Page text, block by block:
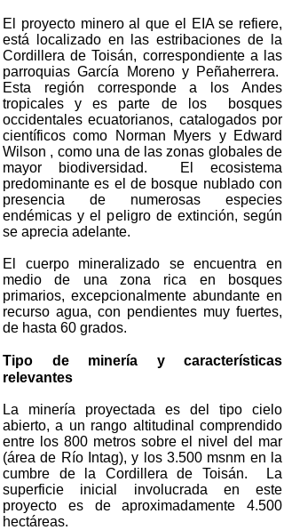
El proyecto minero al que el EIA se refiere,
está localizado en las estribaciones de la
Cordillera de Toisán, correspondiente a las
parroquias García Moreno y Peñaherrera.
Esta región corresponde a los Andes
tropicales y es parte de los bosques
occidentales ecuatorianos, catalogados por
científicos como Norman Myers y Edward
Wilson , como una de las zonas globales de
mayor biodiversidad. El ecosistema
predominante es el de bosque nublado con
presencia de numerosas especies
endémicas y el peligro de extinción, según
se aprecia adelante.
El cuerpo mineralizado se encuentra en
medio de una zona rica en bosques
primarios, excepcionalmente abundante en
recurso agua, con pendientes muy fuertes,
de hasta 60 grados.
Tipo de minería y características
relevantes
La minería proyectada es del tipo cielo
abierto, a un rango altitudinal comprendido
entre los 800 metros sobre el nivel del mar
(área de Río Intag), y los 3.500 msnm en la
cumbre de la Cordillera de Toisán. La
superficie inicial involucrada en este
proyecto es de aproximadamente 4.500
hectáreas.